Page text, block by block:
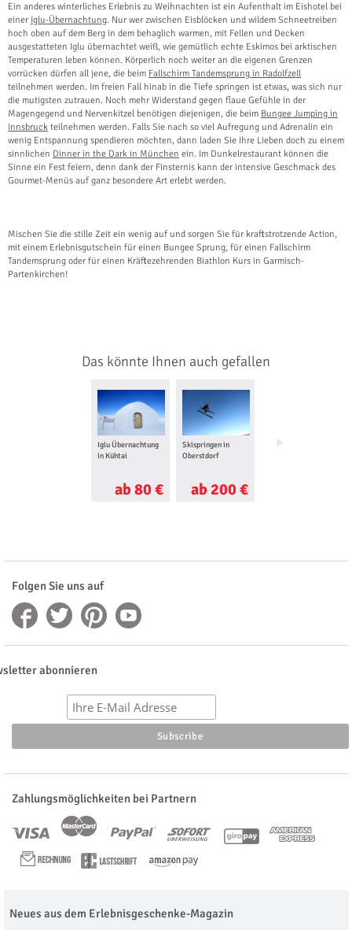
Ein anderes winterliches Erlebnis zu Weihnachten ist ein Aufenthalt im Eishotel bei
einer Iglu-Übernachtung. Nur wer zwischen Eisblöcken und wildem Schneetreiben
hoch oben auf dem Berg in dem behaglich warmen, mit Fellen und Decken
ausgestatteten Iglu übernachtet weiß, wie gemütlich echte Eskimos bei arktischen
Temperaturen leben können. Körperlich noch weiter an die eigenen Grenzen
vorrücken dürfen all jene, die beim Fallschirm Tandemsprung in Radolfzell
teilnehmen werden. Im freien Fall hinab in die Tiefe springen ist etwas, was sich nur
die mutigsten zutrauen. Noch mehr Widerstand gegen flaue Gefühle in der
Magengegend und Nervenkitzel benötigen diejenigen, die beim Bungee Jumping in
Innsbruck teilnehmen werden. Falls Sie nach so viel Aufregung und Adrenalin ein
wenig Entspannung spendieren möchten, dann laden Sie Ihre Lieben doch zu einem
sinnlichen Dinner in the Dark in München ein. Im Dunkelrestaurant können die
Sinne ein Fest feiern, denn dank der Finsternis kann der intensive Geschmack des
Gourmet-Menüs auf ganz besondere Art erlebt werden.
Mischen Sie die stille Zeit ein wenig auf und sorgen Sie für kraftstrotzende Action,
mit einem Erlebnisgutschein für einen Bungee Sprung, für einen Fallschirm
Tandemsprung oder für einen Kräftezehrenden Biathlon Kurs in Garmisch-
Partenkirchen!
Das könnte Ihnen auch gefallen
Iglu Übernachtung
in Kühtai
ab 80 €
Skispringen in
Oberstdorf
ab 200 €
Schneeschuhwandern
Folgen Sie uns auf
abonnieren
Zahlungsmöglichkeiten bei Partnern
Neues aus dem Erlebnisgeschenke-Magazin